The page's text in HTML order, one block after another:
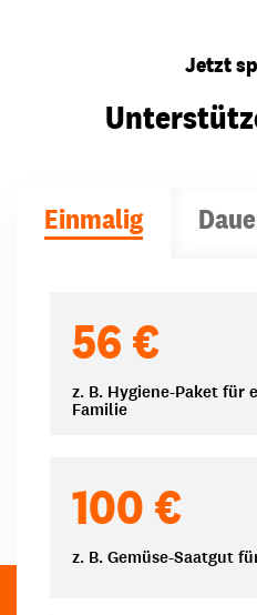
Jetzt
Einmalig
56 €
z. B. Hygiene-Paket für
Familie
100 €
z. B. Gemüse-Saatgut